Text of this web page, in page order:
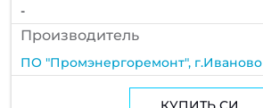
-
Производитель
ПО "Промэнергоремонт", г.Иваново